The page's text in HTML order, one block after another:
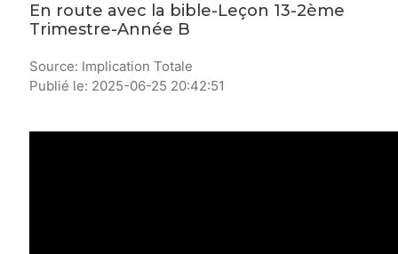
En route avec la bible-Leçon 13-2ème
Trimestre-Année B
Source: Implication Totale
Publié le: 2025-06-25 20:42:51